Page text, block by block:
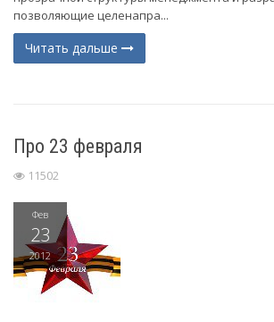
позволяющие целенапра...
Читать дальше
Про 23 февраля
11502
Фев
23
2012